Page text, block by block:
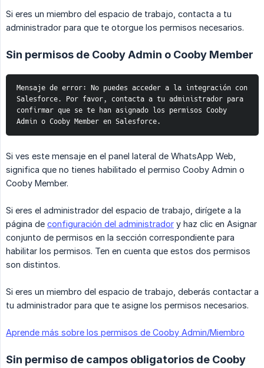
Si eres un miembro del espacio de trabajo, contacta a tu
administrador para que te otorgue los permisos necesarios.
Sin permisos de Cooby Admin o Cooby Member
Mensaje de error: No puedes acceder a la integración con
Salesforce. Por favor, contacta a tu administrador para
confirmar que se te han asignado los permisos Cooby
Admin o Cooby Member en Salesforce.
Si ves este mensaje en el panel lateral de WhatsApp Web,
significa que no tienes habilitado el permiso Cooby Admin o
Cooby Member.
Si eres el administrador del espacio de trabajo, dirígete a la
página de configuración del administrador y haz clic en Asignar
conjunto de permisos en la sección correspondiente para
habilitar los permisos. Ten en cuenta que estos dos permisos
son distintos.
Si eres un miembro del espacio de trabajo, deberás contactar a
tu administrador para que te asigne los permisos necesarios.
Aprende más sobre los permisos de Cooby Admin/Miembro
Sin permiso de campos obligatorios de Cooby